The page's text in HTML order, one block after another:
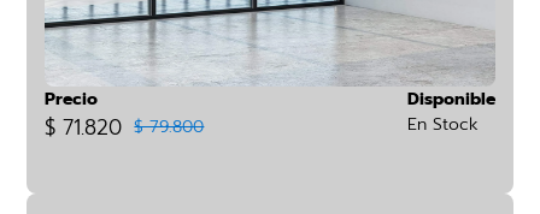
Precio
$ 71.820 $ 79.800
Disponible
En Stock